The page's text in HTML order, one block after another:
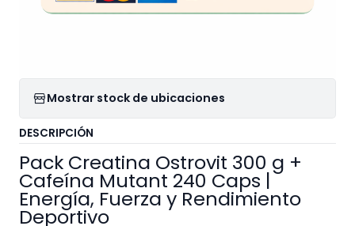
Mostrar stock de ubicaciones
DESCRIPCIÓN
Pack Creatina Ostrovit 300 g +
Cafeína Mutant 240 Caps |
Energía, Fuerza y Rendimiento
Deportivo